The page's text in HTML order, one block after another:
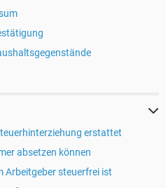
erstattet
absetzen können
Arbeitgeber steuerfrei ist